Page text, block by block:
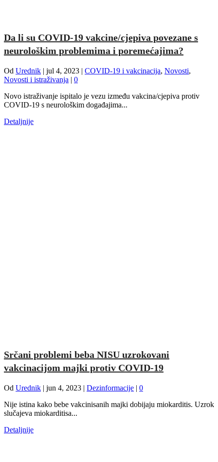
Da li su COVID-19 vakcine/cjepiva povezane s
neurološkim problemima i poremećajima?
Od Urednik | jul 4, 2023 | COVID-19 i vakcinacija, Novosti,
Novosti i istraživanja | 0
Novo istraživanje ispitalo je vezu između vakcina/cjepiva protiv
COVID-19 s neurološkim događajima...
Detaljnije
Srčani problemi beba NISU uzrokovani
vakcinacijom majki protiv COVID-19
Od Urednik | jun 4, 2023 | Dezinformacije | 0
Nije istina kako bebe vakcinisanih majki dobijaju miokarditis. Uzrok
slučajeva miokarditisa...
Detaljnije